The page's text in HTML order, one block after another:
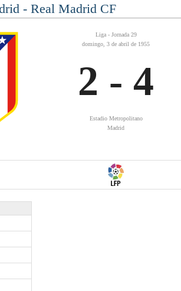
- Real Madrid CF
Liga - Jornada 29
domingo, 3 de abril de 1955
2 - 4
Estadio Metropolitano
Madrid